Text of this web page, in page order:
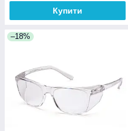
Купити
–18%